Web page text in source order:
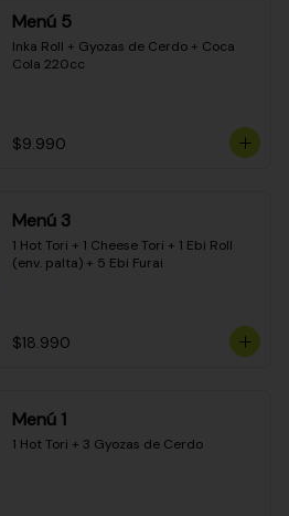
Menú 5
Inka Roll + Gyozas de Cerdo + Coca
Cola 220cc
$9.990
Menú 3
1 Hot Tori + 1 Cheese Tori + 1 Ebi Roll
(env. palta) + 5 Ebi Furai
$18.990
Menú 1
1 Hot Tori + 3 Gyozas de Cerdo